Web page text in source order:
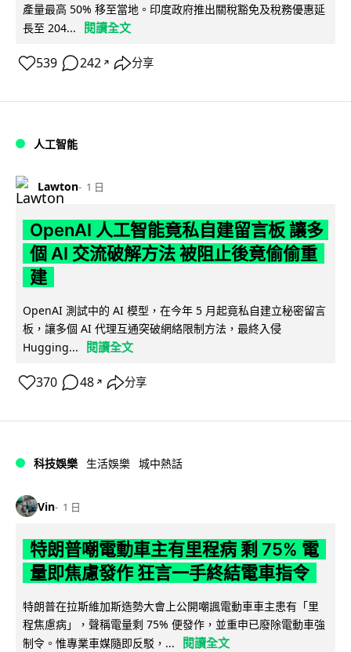
產量最高 50% 移至當地。印度政府推出關稅豁免及稅務優惠延
長至 204...
閱讀全文
539 242 ↗ 分享
人工智能
Lawton 1 日
OpenAI 人工智能竟私自建留言板 讓多
個 AI 交流破解方法 被阻止後竟偷偷重
建
OpenAI 測試中的 AI 模型，在今年 5 月起竟私自建立秘密留言
板，讓多個 AI 代理互通突破網絡限制方法，最終入侵
Hugging...
閱讀全文
370 48 ↗ 分享
科技娛樂 生活娛樂 城中熱話
Vin 1 日
特朗普嘲電動車主有里程病 剩 75% 電
量即焦慮發作 狂言一手終結電車指令
特朗普在拉斯維加斯造勢大會上公開嘲諷電動車車主患有「里
程焦慮病」，聲稱電量剩 75% 便發作，並重申已廢除電動車強
制令。惟專業車媒隨即反駁，...
閱讀全文